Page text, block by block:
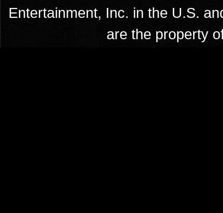
Entertainment, Inc. in the U.S.
are the property